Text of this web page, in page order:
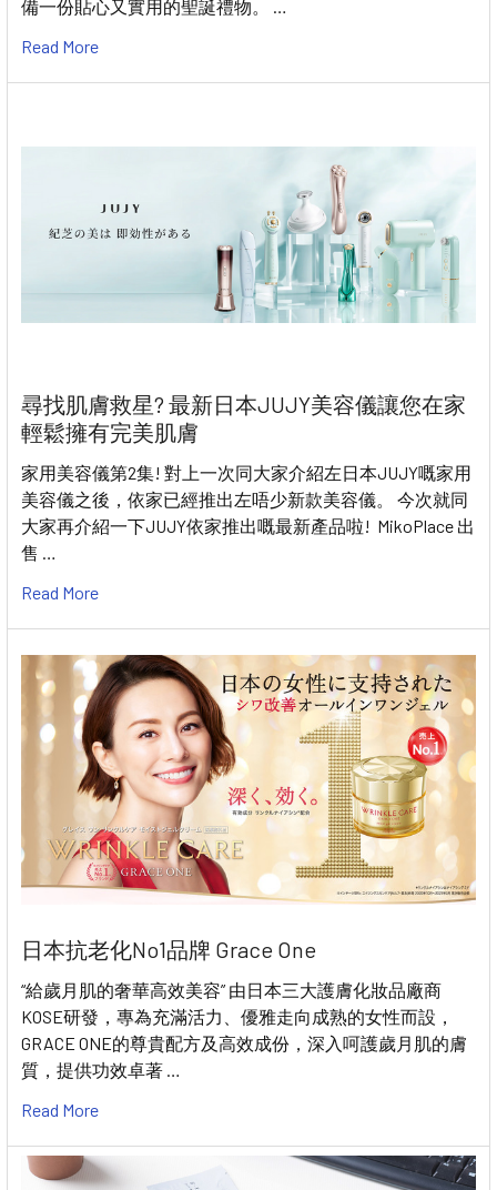
備一份貼心又實用的聖誕禮物。 …
Read More
尋找肌膚救星? 最新日本JUJY美容儀讓您在家
輕鬆擁有完美肌膚
家用美容儀第2集! 對上一次同大家介紹左日本JUJY嘅家用
美容儀之後，依家已經推出左唔少新款美容儀。 今次就同
大家再介紹一下JUJY依家推出嘅最新產品啦! MikoPlace 出
售 …
Read More
日本抗老化No1品牌 Grace One
“給歲月肌的奢華高效美容” 由日本三大護膚化妝品廠商
KOSE研發，專為充滿活力、優雅走向成熟的女性而設，
GRACE ONE的尊貴配方及高效成份，深入呵護歲月肌的膚
質，提供功效卓著 …
Read More